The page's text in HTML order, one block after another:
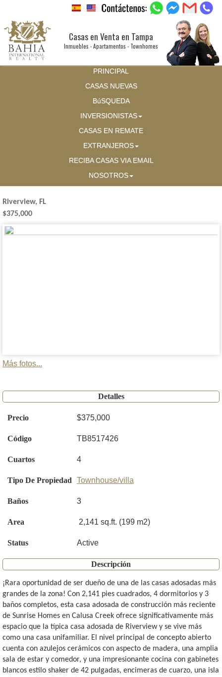
Casas en Venta en Tampa
Inmuebles - Apartamentos - Townhomes
PRINCIPAL
CASAS NUEVAS
BúSQUEDA
INVERSIONISTAS
CASAS EN REMATE
EXTRANJEROS
RECIBA CASAS VIA EMAIL
NOSOTROS
Riverview, FL
$375,000
Más fotos...
Detalles
Precio $375,000
Código TB8517426
Cuartos 4
Tipo De Propiedad Townhouse/villa
Baños 3
Area 2,141 sq.ft. (199 m2)
Status Active
Descripción
¡Rara oportunidad de ser dueño de una de las casas adosadas más
grandes de la zona! Con 2,141 pies cuadrados, 4 dormitorios y 3
baños completos, esta casa adosada de construcción más reciente
de Sunrise Homes en Calusa Creek ofrece significativamente más
espacio que la típica casa adosada de Riverview y se vive más
como una casa unifamiliar. El nivel principal de concepto abierto
cuenta con azulejos cerámicos con aspecto de madera, una amplia
sala de estar y comedor, y una impresionante cocina con gabinetes
blancos estilo shaker de 42 pulgadas, encimeras de cuarzo, una isla